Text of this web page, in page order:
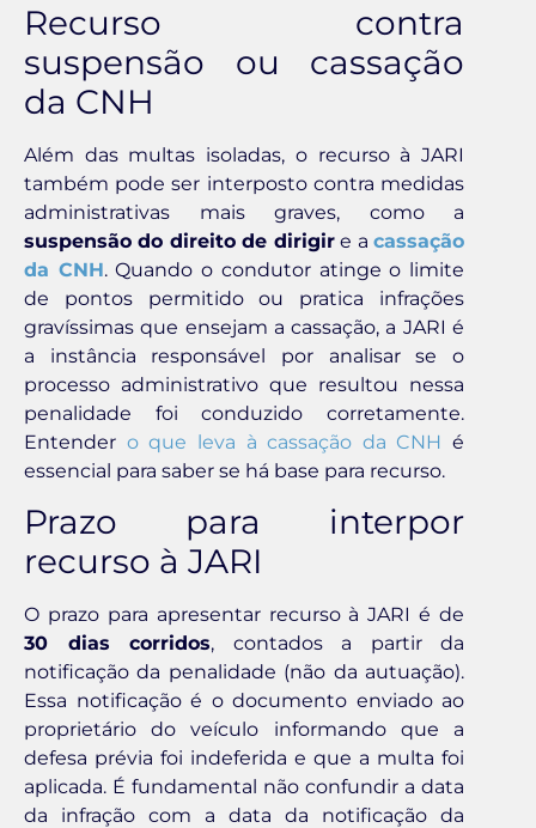
Recurso contra
suspensão ou cassação
da CNH
Além das multas isoladas, o recurso à JARI
também pode ser interposto contra medidas
administrativas mais graves, como a
suspensão do direito de dirigire acassação
da CNH. Quando o condutor atinge o limite
de pontos permitido ou pratica infrações
gravíssimas que ensejam a cassação, a JARI é
a instância responsável por analisar se o
processo administrativo que resultou nessa
penalidade foi conduzido corretamente.
Entender o que leva à cassação da CNH é
essencial para saber se há base para recurso.
Prazo para interpor
recurso à JARI
O prazo para apresentar recurso à JARI é de
30 dias corridos, contados a partir da
notificação da penalidade (não da autuação).
Essa notificação é o documento enviado ao
proprietário do veículo informando que a
defesa prévia foi indeferida e que a multa foi
aplicada. É fundamental não confundir a data
da infração com a data da notificação da